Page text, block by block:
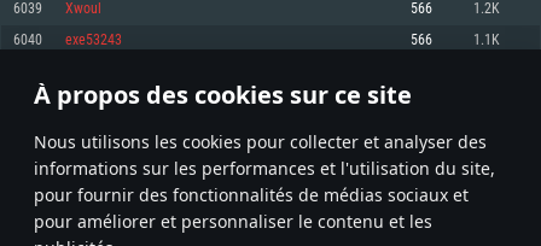
À propos des cookies sur ce site
Nous utilisons les cookies pour collecter et analyser des
informations sur les performances et l'utilisation du site,
pour fournir des fonctionnalités de médias sociaux et
pour améliorer et personnaliser le contenu et les
1060 et plus, Radeon RX 570 et plus.
Disque dur: 75.9 Go (client complet)
Mémoire: 8 GB
Carte graphique: Radeon Vega II ou plus avec support de Metal
Disque dur: 62,2 Go (client complet)
Mémoire: 8 GB
Carte graphique: NVIDIA 1060 avec les derniers drivers (moins de 6 mois) /
6 mois et supportant Vulkan
Connection: Connexion Internet à haut débit
Disque dur: 60,2 Go (client complet)
6039 Xwoul 566 1.2K
6040 exe53243 566 1.1K
* Classement mis à jour quotidiennement
301 302 303 402